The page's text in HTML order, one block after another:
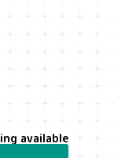
available